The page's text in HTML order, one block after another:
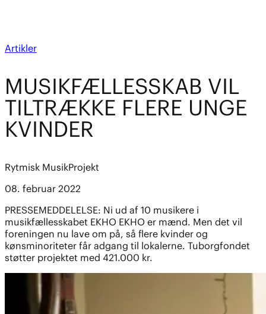
Artikler
MUSIKFÆLLESSKAB VIL
TILTRÆKKE FLERE UNGE
KVINDER
Rytmisk MusikProjekt
08. februar 2022
PRESSEMEDDELELSE: Ni ud af 10 musikere i
musikfællesskabet EKHO EKHO er mænd. Men det vil
foreningen nu lave om på, så flere kvinder og
kønsminoriteter får adgang til lokalerne. Tuborgfondet
støtter projektet med 421.000 kr.